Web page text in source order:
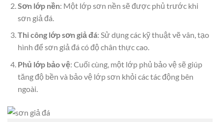
Sơn lớp nền: Một lớp sơn nền sẽ được phủ trước khi
sơn giả đá.
Thi công lớp sơn giả đá: Sử dụng các kỹ thuật vẽ vân, tạo
hình để sơn giả đá có độ chân thực cao.
Phủ lớp bảo vệ: Cuối cùng, một lớp phủ bảo vệ sẽ giúp
tăng độ bền và bảo vệ lớp sơn khỏi các tác động bên
ngoài.